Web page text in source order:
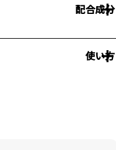
配合成分
使い方